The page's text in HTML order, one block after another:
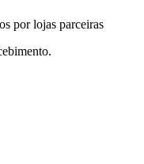
por lojas parceiras